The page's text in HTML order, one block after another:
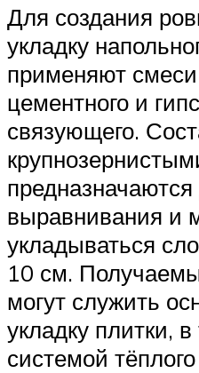
Для создания
укладку
применяют
цементного и
связующего.
выравнивания и
укладываться
10 см.
могут служить
укладку плитки,
системой